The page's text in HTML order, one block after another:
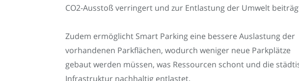
CO2-Ausstoß verringert und zur Entlastung der Umwelt
Zudem ermöglicht Smart Parking eine bessere Auslastung der
vorhandenen Parkflächen, wodurch weniger neue Parkplätze
gebaut werden müssen, was Ressourcen schont und die
Infrastruktur nachhaltig entlastet.